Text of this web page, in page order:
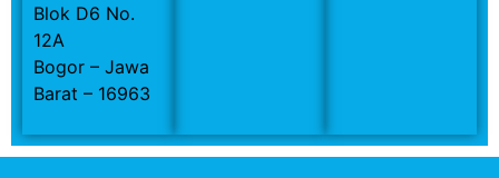
Blok D6 No.
12A
Bogor – Jawa
Barat – 16963